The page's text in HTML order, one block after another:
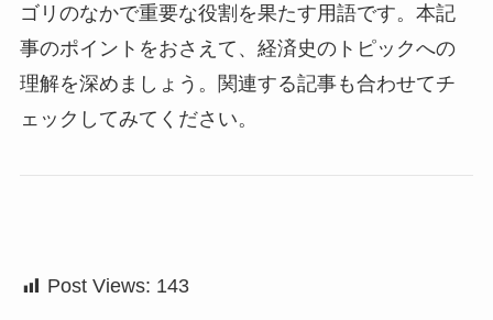
ゴリのなかで重要な役割を果たす用語です。本記
事のポイントをおさえて、経済史のトピックへの
理解を深めましょう。関連する記事も合わせてチ
ェックしてみてください。
Post Views: 143